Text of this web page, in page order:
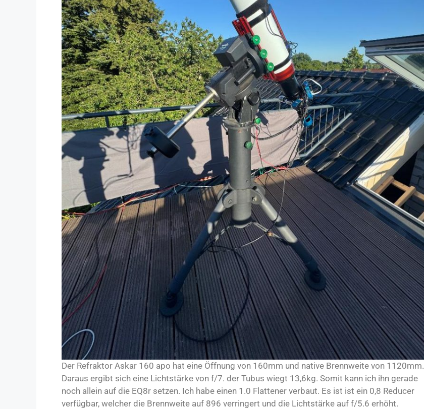
Der Refraktor Askar 160 apo hat eine Öffnung von 160mm und native Brennweite von 1120mm.
Daraus ergibt sich eine Lichtstärke von f/7. der Tubus wiegt 13,6kg. Somit kann ich ihn gerade
noch allein auf die EQ8r setzen. Ich habe einen 1.0 Flattener verbaut. Es ist ist ein 0,8 Reducer
verfügbar, welcher die Brennweite auf 896 verringert und die Lichtstärke auf f/5.6 erhöht.